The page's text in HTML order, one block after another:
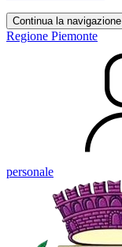
Continua la navigazione
Regione Piemonte
personale